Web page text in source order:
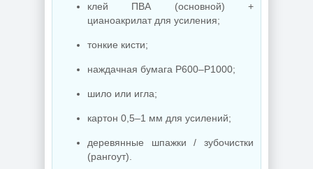
клей ПВА (основной) +
цианоакрилат для усиления;
тонкие кисти;
наждачная бумага P600–P1000;
шило или игла;
картон 0,5–1 мм для усилений;
деревянные шпажки / зубочистки
(рангоут).